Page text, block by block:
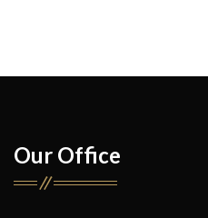
Our Office